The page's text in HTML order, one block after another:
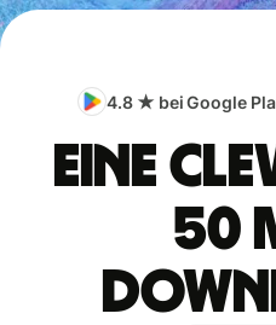
4.8 ★ bei Google
Eine
50